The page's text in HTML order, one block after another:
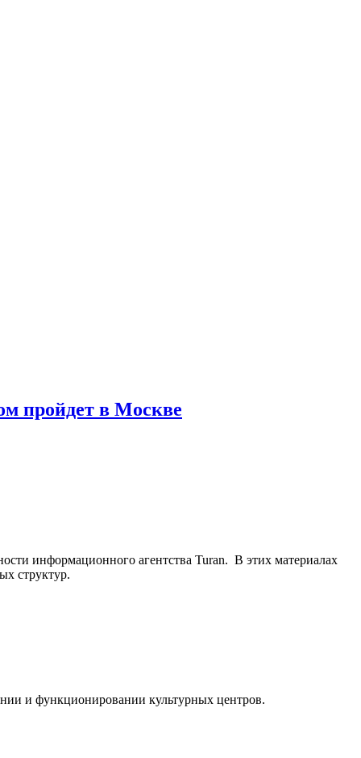
пройдет в Москве
информационного агентства Turan. В этих материалах
структур.
и функционировании культурных центров.